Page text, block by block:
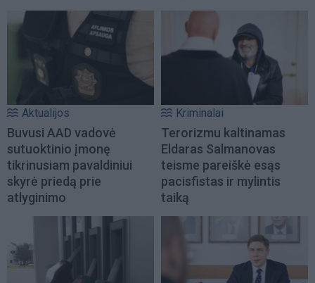
Aktualijos
Buvusi AAD vadovė
sutuoktinio įmonę
tikrinusiam pavaldiniui
skyrė priedą prie
atlyginimo
Kriminalai
Terorizmu kaltinamas
Eldaras Salmanovas
teisme pareiškė esąs
pacisfistas ir mylintis
taiką